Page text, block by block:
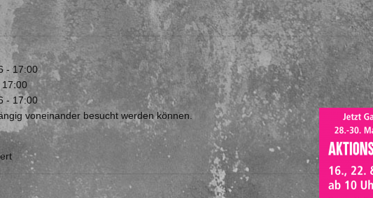
- 17:00
17:00
- 17:00
voneinander besucht werden können.